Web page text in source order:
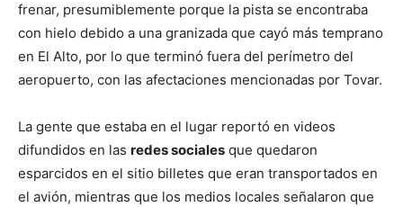
frenar, presumiblemente porque la pista se encontraba
con hielo debido a una granizada que cayó más temprano
en El Alto, por lo que terminó fuera del perímetro del
aeropuerto, con las afectaciones mencionadas por Tovar.
La gente que estaba en el lugar reportó en videos
difundidos en las redes sociales que quedaron
esparcidos en el sitio billetes que eran transportados en
el avión, mientras que los medios locales señalaron que